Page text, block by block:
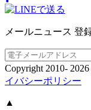
メールニュース 登
Copyright 2010- 2026
イバシーポリシー
▲